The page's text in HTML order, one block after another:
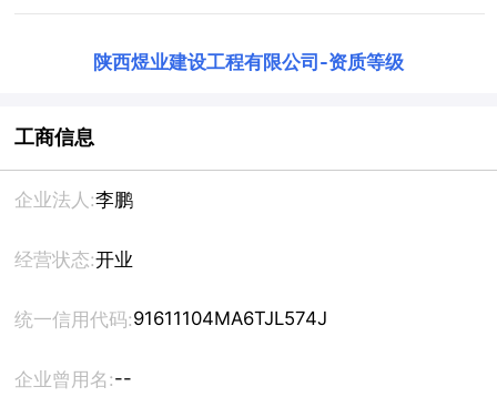
陕西煜业建设工程有限公司 -资质等级
工商信息
企业法人:李鹏
经营状态:开业
统一信用代码:91611104MA6TJL574J
企业曾用名:--